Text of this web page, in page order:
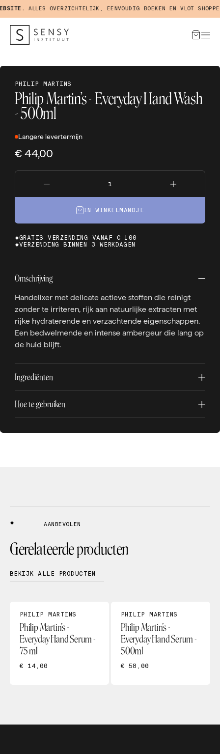
ALLES OVERZICHTELIJK, EENVOUDIG BOEKEN EN VLOT SHOPPEN
PHILIP MARTINS
Philip Martin’s - Everyday Hand Wash
- 500ml
Langere levertermijn
€ 44,00
IN WINKELMANDJE
GRATIS VERZENDING VANAF € 100
VERZENDING BINNEN 3 WERKDAGEN
Omschrijving
Handelixer met delicate actieve stoffen die reinigt
zonder te irriteren, rijk aan natuurlijke extracten met
rijke hydraterende en verzachtende eigenschappen.
Een bedwelmende en intense ambergeur die lang op
de huid blijft.
Ingrediënten
Hoe te gebruiken
AANBEVOLEN
Gerelateerde producten
BEKIJK ALLE PRODUCTEN
PHILIP MARTINS
Philip Martin’s -
Everyday Hand Serum -
75 ml
€ 14,00
PHILIP MARTINS
Philip Martin’s -
Everyday Hand Serum -
500ml
€ 58,00